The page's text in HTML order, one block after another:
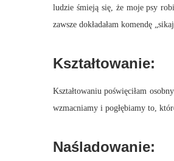
ludzie śmieją się, że moje psy
zawsze dokładałam komendę
Kształtowanie:
Kształtowaniu poświęciłam
wzmacniamy i pogłębiamy to,
Naśladowanie: